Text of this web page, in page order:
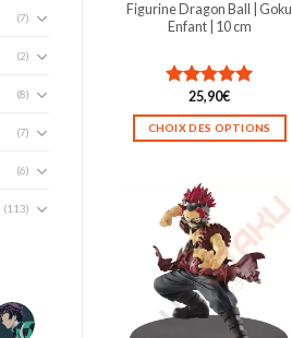
(7)
(2)
(8)
(7)
(6)
(113)
Figurine Dragon Ball | Goku
Enfant | 10 cm
Note5.00
sur 5
25,90€
CHOIX DES OPTIONS
a
plusieurs
variations.
Les
options
peuvent
être